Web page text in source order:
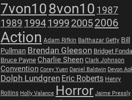
7von108von10 1987
1989 19941999 20052006
Action Adam Rifkin Balthazar Getty Bill
Pullman Brendan Gleeson Bridget Fonda
Bruce Payne Charlie Sheen Clark Johnson
Convention Corey Yuen Daniel Baldwin Devon
Dolph Lundgren Eric Roberts Henry
Rollins Holly Valance Horror Jaime Pressly